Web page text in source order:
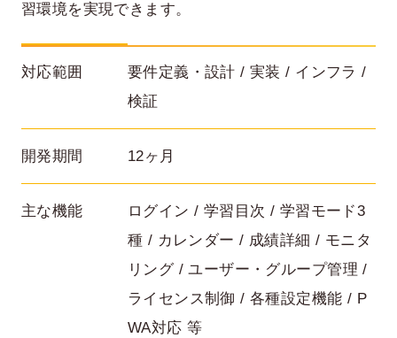
%
社員数
1,290
習環境を実現できます。
対応範囲
要件定義・設計 / 実装 / インフラ /
検証
開発期間 12ヶ月
主な機能
ログイン / 学習目次 / 学習モード3
種 / カレンダー / 成績詳細 / モニタ
リング / ユーザー・グループ管理 /
ライセンス制御 / 各種設定機能 / P
WA対応 等